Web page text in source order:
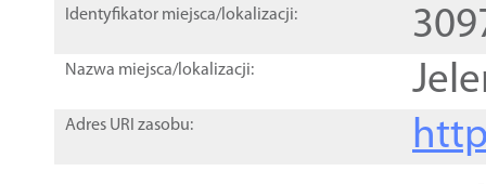
Identyfikator miejsca/lokalizacji:
Nazwa miejsca/lokalizacji:
Adres URI zasobu: